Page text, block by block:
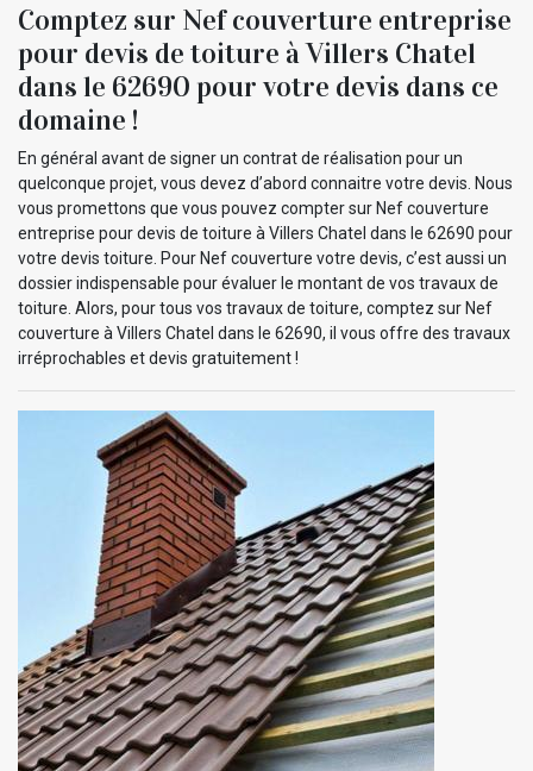
Comptez sur Nef couverture entreprise
pour devis de toiture à Villers Chatel
dans le 62690 pour votre devis dans ce
domaine !
En général avant de signer un contrat de réalisation pour un
quelconque projet, vous devez d’abord connaitre votre devis. Nous
vous promettons que vous pouvez compter sur Nef couverture
entreprise pour devis de toiture à Villers Chatel dans le 62690 pour
votre devis toiture. Pour Nef couverture votre devis, c’est aussi un
dossier indispensable pour évaluer le montant de vos travaux de
toiture. Alors, pour tous vos travaux de toiture, comptez sur Nef
couverture à Villers Chatel dans le 62690, il vous offre des travaux
irréprochables et devis gratuitement !